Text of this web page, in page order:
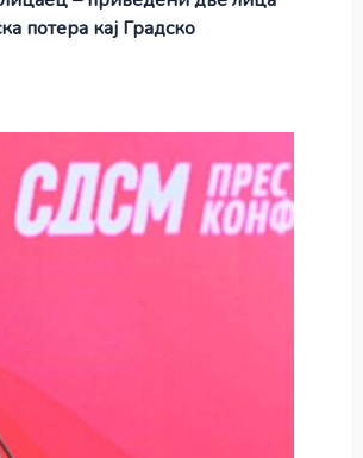
потера кај Градско